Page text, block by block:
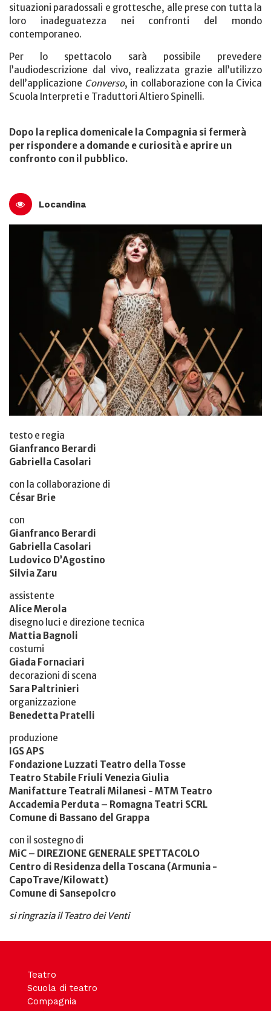
situazioni paradossali e grottesche, alle prese con tutta la
loro inadeguatezza nei confronti del mondo
contemporaneo.
Per lo spettacolo sarà possibile prevedere
l’audiodescrizione dal vivo, realizzata grazie all’utilizzo
dell’applicazione Converso, in collaborazione con la Civica
Scuola Interpreti e Traduttori Altiero Spinelli.
Dopo la replica domenicale la Compagnia si fermerà
per rispondere a domande e curiosità e aprire un
confronto con il pubblico.
Locandina
testo e regia
Gianfranco Berardi
Gabriella Casolari
con la collaborazione di
César Brie
con
Gianfranco Berardi
Gabriella Casolari
Ludovico D’Agostino
Silvia Zaru
assistente
Alice Merola
disegno luci e direzione tecnica
Mattia Bagnoli
costumi
Giada Fornaciari
decorazioni di scena
Sara Paltrinieri
organizzazione
Benedetta Pratelli
produzione
IGS APS
Fondazione Luzzati Teatro della Tosse
Teatro Stabile Friuli Venezia Giulia
Manifatture Teatrali Milanesi - MTM Teatro
Accademia Perduta – Romagna Teatri SCRL
Comune di Bassano del Grappa
con il sostegno di
MiC – DIREZIONE GENERALE SPETTACOLO
Centro di Residenza della Toscana (Armunia -
CapoTrave/Kilowatt)
Comune di Sansepolcro
si ringrazia il Teatro dei Venti
Teatro
Scuola di teatro
Compagnia